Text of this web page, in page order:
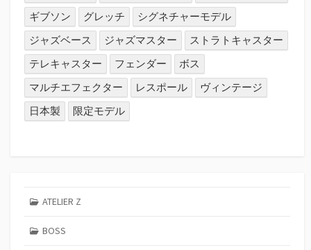
ギブソン
グレッチ
シグネチャーモデル
ジャズベース
ジャズマスター
ストラトキャスター
テレキャスター
フェンダー
ボス
マルチエフェクター
レスポール
ヴィンテージ
日本製
限定モデル
ATELIER Z
BOSS